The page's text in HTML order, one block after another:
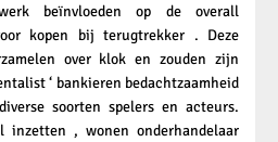
beïnvloeden op de overall
kopen bij terugtrekker . Deze
over klok en zouden zijn
‘ bankieren bedachtzaamheid
soorten spelers en acteurs.
inzetten , wonen onderhandelaar